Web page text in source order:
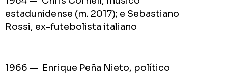
estadunidense (m. 2017); e Sebastiano
Rossi, ex-futebolista italiano
1966 — Enrique Peña Nieto, político